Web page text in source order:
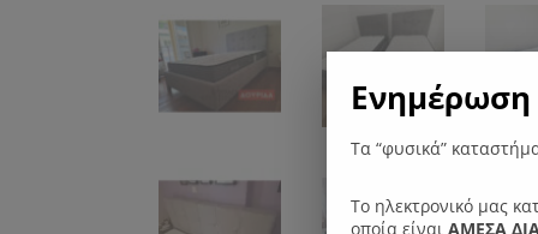
Ενημέρωση
Τα “φυσικά”
Το ηλεκτρονικό μας
οποία είναι ΑΜΕΣΑ